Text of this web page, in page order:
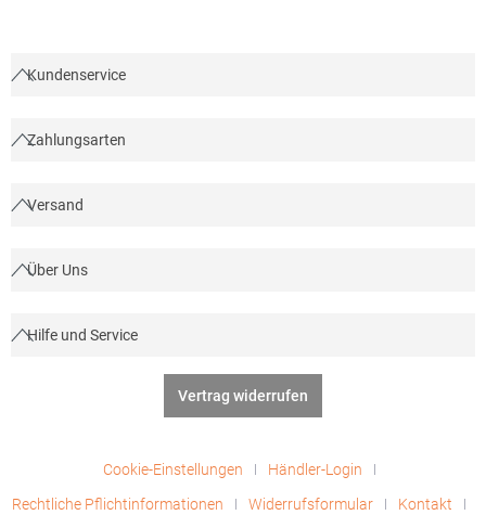
Berkel und Rodenrijs Niederlande E-Mail: info@artg.nl
Kundenservice
Zahlungsarten
Versand
Über Uns
Hilfe und Service
Vertrag widerrufen
Cookie-Einstellungen
Händler-Login
Rechtliche Pflichtinformationen
Widerrufsformular Kontakt